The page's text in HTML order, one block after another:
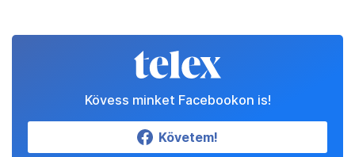
Kövess minket Facebookon is!
Követem!